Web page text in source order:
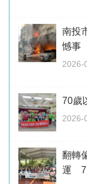
南投
憾事
2026-
70歲
2026-
翻轉
運 7